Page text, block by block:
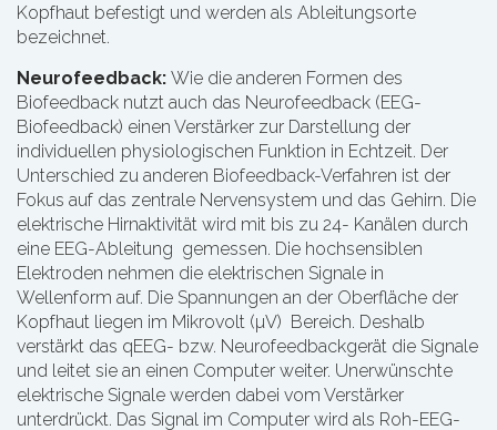
Kopfhaut befestigt und werden als Ableitungsorte
bezeichnet.
Neurofeedback: Wie die anderen Formen des
Biofeedback nutzt auch das Neurofeedback (EEG-
Biofeedback) einen Verstärker zur Darstellung der
individuellen physiologischen Funktion in Echtzeit. Der
Unterschied zu anderen Biofeedback-Verfahren ist der
Fokus auf das zentrale Nervensystem und das Gehirn. Die
elektrische Hirnaktivität wird mit bis zu 24- Kanälen durch
eine EEG-Ableitung gemessen. Die hochsensiblen
Elektroden nehmen die elektrischen Signale in
Wellenform auf. Die Spannungen an der Oberfläche der
Kopfhaut liegen im Mikrovolt (µV) Bereich. Deshalb
verstärkt das qEEG- bzw. Neurofeedbackgerät die Signale
und leitet sie an einen Computer weiter. Unerwünschte
elektrische Signale werden dabei vom Verstärker
unterdrückt. Das Signal im Computer wird als Roh-EEG-